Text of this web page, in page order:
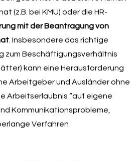
(z.B. bei KMU) oder die HR-
mit der Beantragung von
. Insbesondere das richtige
zum Beschäftigungsverhältnis
kann eine Herausforderung
Arbeitgeber und Ausländer ohne
Arbeitserlaubnis “auf eigene
Kommunikationsprobleme,
Verfahren